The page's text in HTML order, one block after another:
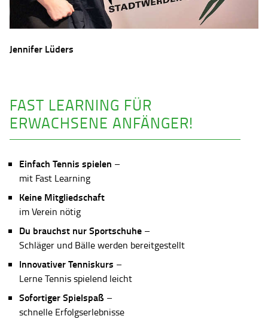
Jennifer Lüders
FAST LEARNING FÜR
ERWACHSENE ANFÄNGER!
Einfach Tennis spielen –
mit Fast Learning
Keine Mitgliedschaft
im Verein nötig
Du brauchst nur Sportschuhe –
Schläger und Bälle werden bereitgestellt
Innovativer Tenniskurs –
Lerne Tennis spielend leicht
Sofortiger Spielspaß –
schnelle Erfolgserlebnisse